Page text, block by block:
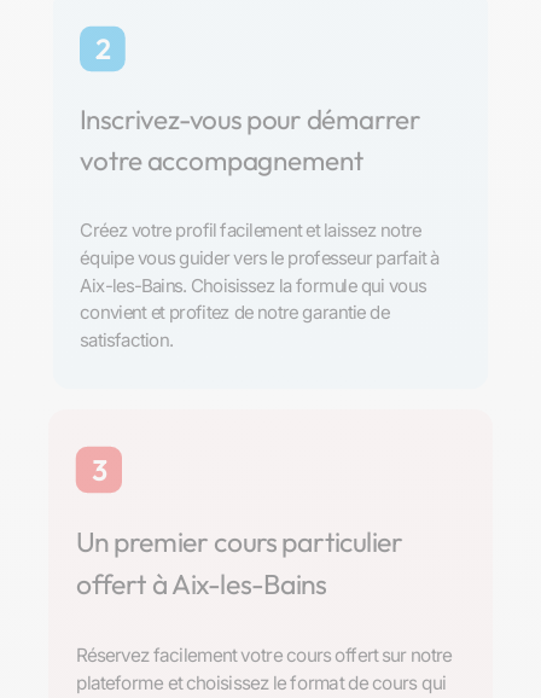
2
Inscrivez-vous pour démarrer
votre accompagnement
Créez votre profil facilement et laissez notre
équipe vous guider vers le professeur parfait à
Aix-les-Bains. Choisissez la formule qui vous
convient et profitez de notre garantie de
satisfaction.
3
Un premier cours particulier
offert à Aix-les-Bains
Réservez facilement votre cours offert sur notre
plateforme et choisissez le format de cours qui